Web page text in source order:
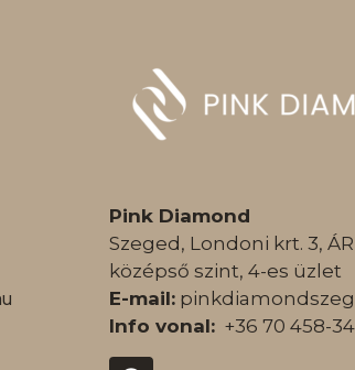
Pink Diamond
Szeged, Londoni krt. 3,
középső szint, 4-es üzlet
E-mail:
Info vonal: +36 70 458-